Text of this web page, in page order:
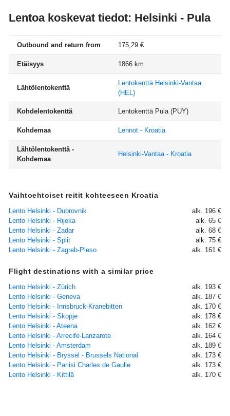
Lentoa koskevat tiedot: Helsinki - Pula
Outbound and return from 175,29 €
Etäisyys 1866 km
Lähtölentokenttä
Lentokenttä Helsinki-Vantaa
(HEL)
Kohdelentokenttä Lentokenttä Pula(PUY)
Kohdemaa Lennot - Kroatia
Lähtölentokenttä -
Kohdemaa
Helsinki-Vantaa - Kroatia
Vaihtoehtoiset reitit kohteeseen Kroatia
Lento Helsinki - Dubrovnik
alk. 196 €
Lento Helsinki - Rijeka
alk. 65 €
Lento Helsinki - Zadar
alk. 68 €
Lento Helsinki - Split
alk. 75 €
Lento Helsinki - Zagreb-Pleso
alk. 161 €
Flight destinations with a similar price
Lento Helsinki - Zürich
alk. 193 €
Lento Helsinki - Geneva
alk. 187 €
Lento Helsinki - Innsbruck-Kranebitten
alk. 170 €
Lento Helsinki - Skopje
alk. 178 €
Lento Helsinki - Ateena
alk. 162 €
Lento Helsinki - Arrecife-Lanzarote
alk. 164 €
Lento Helsinki - Amsterdam
alk. 189 €
Lento Helsinki - Bryssel - Brussels National
alk. 173 €
Lento Helsinki - Pariisi Charles de Gaulle
alk. 173 €
Lento Helsinki - Kittilä
alk. 170 €